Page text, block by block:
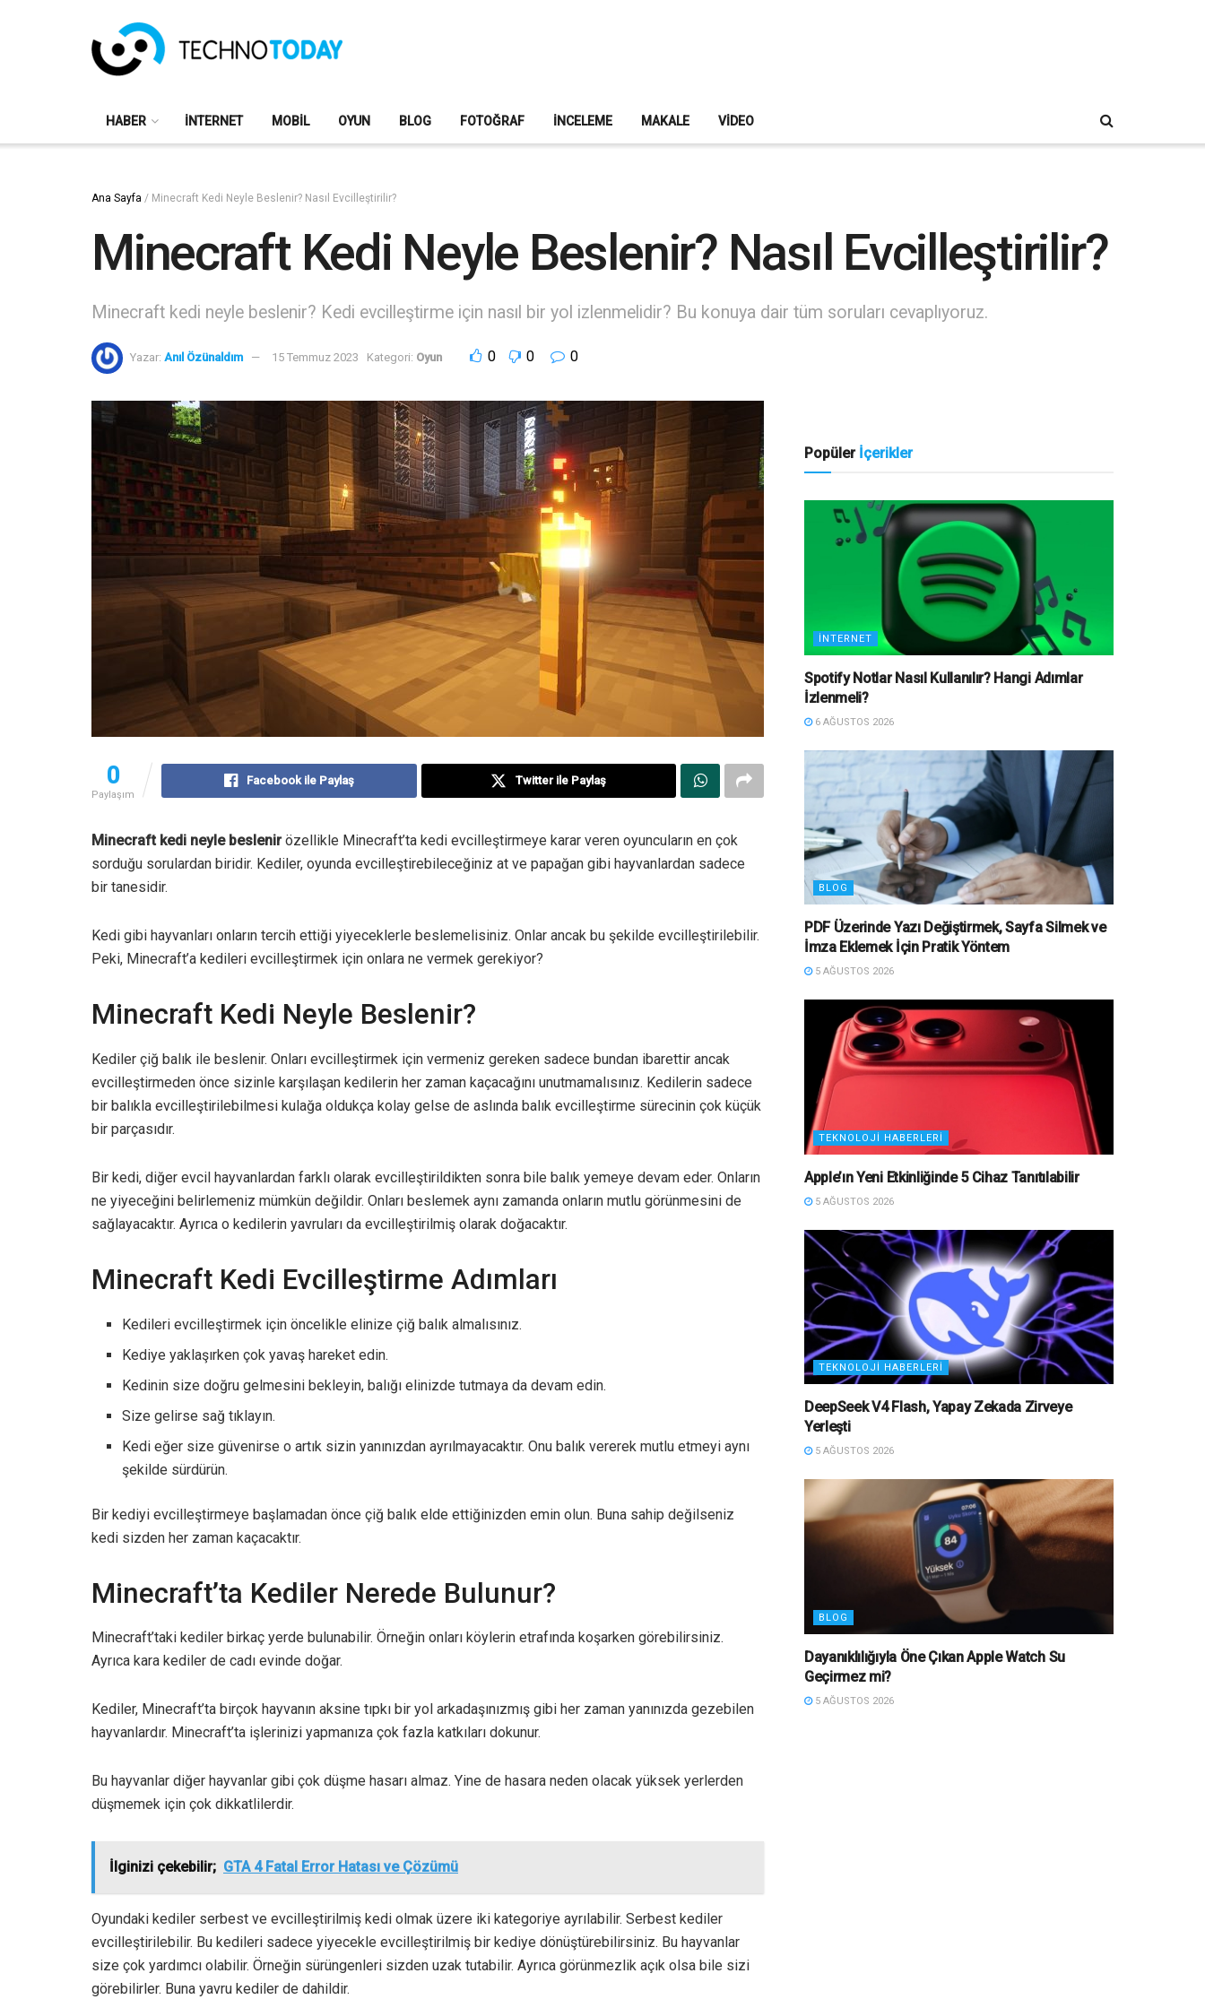
HABER İNTERNET MOBIL OYUN BLOG FOTOĞRAF İNCELEME MAKALE VIDEO
Ana Sayfa / Minecraft Kedi Neyle Beslenir? Nasıl Evcilleştirilir?
Minecraft Kedi Neyle Beslenir? Nasıl Evcilleştirilir?
Minecraft kedi neyle beslenir? Kedi evcilleştirme için nasıl bir yol izlenmelidir? Bu konuya dair tüm soruları cevaplıyoruz.
Yazar: Anıl Özünaldım 15 Temmuz 2023 Kategori: Oyun 0 0 0
0
Paylaşım
Facebook ile Paylaş Twitter ile Paylaş
Minecraft kedi neyle beslenirözellikle Minecraft’ta kedi evcilleştirmeye karar veren oyuncuların en çok
sorduğu sorulardan biridir. Kediler, oyunda evcilleştirebileceğiniz at ve papağan gibi hayvanlardan sadece
bir tanesidir.
Kedi gibi hayvanları onların tercih ettiği yiyeceklerle beslemelisiniz. Onlar ancak bu şekilde evcilleştirilebilir.
Peki, Minecraft’a kedileri evcilleştirmek için onlara ne vermek gerekiyor?
Minecraft Kedi Neyle Beslenir?
Kediler çiğ balık ile beslenir. Onları evcilleştirmek için vermeniz gereken sadece bundan ibarettir ancak
evcilleştirmeden önce sizinle karşılaşan kedilerin her zaman kaçacağını unutmamalısınız. Kedilerin sadece
bir balıkla evcilleştirilebilmesi kulağa oldukça kolay gelse de aslında balık evcilleştirme sürecinin çok küçük
bir parçasıdır.
Bir kedi, diğer evcil hayvanlardan farklı olarak evcilleştirildikten sonra bile balık yemeye devam eder. Onların
ne yiyeceğini belirlemeniz mümkün değildir. Onları beslemek aynı zamanda onların mutlu görünmesini de
sağlayacaktır. Ayrıca o kedilerin yavruları da evcilleştirilmiş olarak doğacaktır.
Minecraft Kedi Evcilleştirme Adımları
Kedileri evcilleştirmek için öncelikle elinize çiğ balık almalısınız.
Kediye yaklaşırken çok yavaş hareket edin.
Kedinin size doğru gelmesini bekleyin, balığı elinizde tutmaya da devam edin.
Size gelirse sağ tıklayın.
Kedi eğer size güvenirse o artık sizin yanınızdan ayrılmayacaktır. Onu balık vererek mutlu etmeyi aynı
şekilde sürdürün.
Bir kediyi evcilleştirmeye başlamadan önce çiğ balık elde ettiğinizden emin olun. Buna sahip değilseniz
kedi sizden her zaman kaçacaktır.
Minecraft’ta Kediler Nerede Bulunur?
Minecraft’taki kediler birkaç yerde bulunabilir. Örneğin onları köylerin etrafında koşarken görebilirsiniz.
Ayrıca kara kediler de cadı evinde doğar.
Kediler, Minecraft’ta birçok hayvanın aksine tıpkı bir yol arkadaşınızmış gibi her zaman yanınızda gezebilen
hayvanlardır. Minecraft’ta işlerinizi yapmanıza çok fazla katkıları dokunur.
Bu hayvanlar diğer hayvanlar gibi çok düşme hasarı almaz. Yine de hasara neden olacak yüksek yerlerden
düşmemek için çok dikkatlilerdir.
İlginizi çekebilir; GTA 4 Fatal Error Hatası ve Çözümü
Oyundaki kediler serbest ve evcilleştirilmiş kedi olmak üzere iki kategoriye ayrılabilir. Serbest kediler
evcilleştirilebilir. Bu kedileri sadece yiyecekle evcilleştirilmiş bir kediye dönüştürebilirsiniz. Bu hayvanlar
size çok yardımcı olabilir. Örneğin sürüngenleri sizden uzak tutabilir. Ayrıca görünmezlik açık olsa bile sizi
görebilirler. Buna yavru kediler de dahildir.
Popüler İçerikler
İNTERNET
Spotify Notlar Nasıl Kullanılır? Hangi Adımlar
İzlenmeli?
6 AĞUSTOS 2026
BLOG
PDF Üzerinde Yazı Değiştirmek, Sayfa Silmek ve
İmza Eklemek İçin Pratik Yöntem
5 AĞUSTOS 2026
TEKNOLOJI HABERLERI
Apple’ın Yeni Etkinliğinde 5 Cihaz Tanıtılabilir
5 AĞUSTOS 2026
TEKNOLOJI HABERLERI
DeepSeek V4 Flash, Yapay Zekada Zirveye
Yerleşti
5 AĞUSTOS 2026
BLOG
Dayanıklılığıyla Öne Çıkan Apple Watch Su
Geçirmez mi?
5 AĞUSTOS 2026